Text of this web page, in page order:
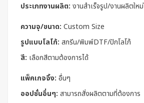
ประเภทงานผลิต: งานสำเร็จรูป/งานผลิตใหม่
ความจุ/ขนาด: Custom Size
รูปแบบโลโก้: สกรีน/พิมพ์DTF/ปักโลโก้
สี: เลือกสีตามต้องการได้
แพ็คเกจจิ้ง: อื่นๆ
ออปชั่นอื่นๆ: สามารถสั่งผลิตตามที่ต้องการ